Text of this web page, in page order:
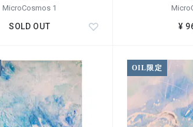
MicroCosmos 1
SOLD OUT ¥
OIL限定